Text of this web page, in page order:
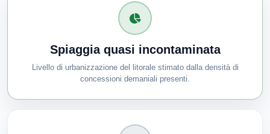
Spiaggia quasi incontaminata
Livello di urbanizzazione del litorale stimato dalla densità di
concessioni demaniali presenti.